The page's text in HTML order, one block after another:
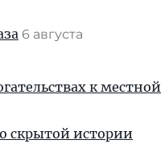
6 августа
к местной
скрытой истории